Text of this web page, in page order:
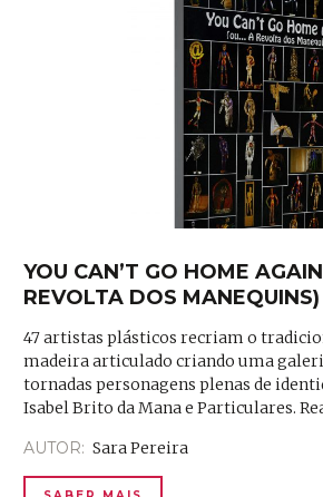
YOU CAN’T GO HOME
REVOLTA DOS MANEQUINS)
47 artistas plásticos recriam o
madeira articulado criando uma
tornadas personagens plenas de
Isabel Brito da Mana e Particulares.
AUTOR: Sara Pereira